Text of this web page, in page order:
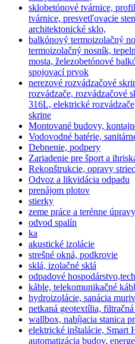
sklobetónové tvárnice,
tvárnice, presvetľovacie
architektonické sklo,
balkónový termoizolačný
termoizolačný nosník,
mosta, železobetónové
spojovací prvok
nerezové rozvádzačové
rozvádzače,
316L, elektrické
skrine
Montované budovy,
Vodovodné batérie,
Debnenie, podpery
Zariadenie pre šport a
Rekonštrukcie, opravy
Odvoz a likvidácia odpadu
prenájom plotov
stierky
zeme práce a terénne úpravy
odvod spalín
ka
akustické izolácie
strešné okná, podkrovie
sklá, izolačné sklá
odpadové
káble, telekomunikačné
hydroizolácie, sanácia
netkaná geotextília,
wallbox, nabíjacia stanica
elektrické inštalácie, Smart
automatizácia budov,